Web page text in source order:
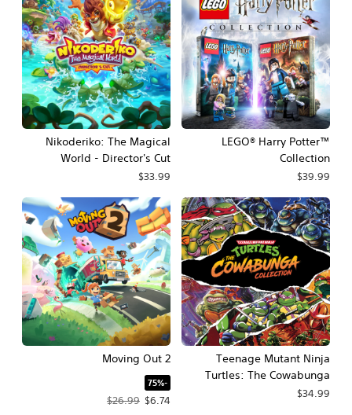
LEGO® Harry Potter™
Collection
$39.99
Nikoderiko: The Magical
World - Director's Cut
$33.99
Teenage Mutant Ninja
Turtles: The Cowabunga
Collection
$34.99
Moving Out 2
‏-75%‏
$6.74
سعر العرض $6.74‏. السعر الأصلي، $26.99‏.
$26.99